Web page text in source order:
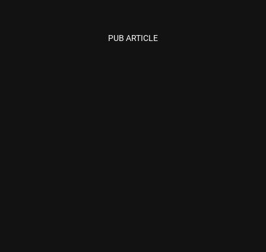
PUB ARTICLE